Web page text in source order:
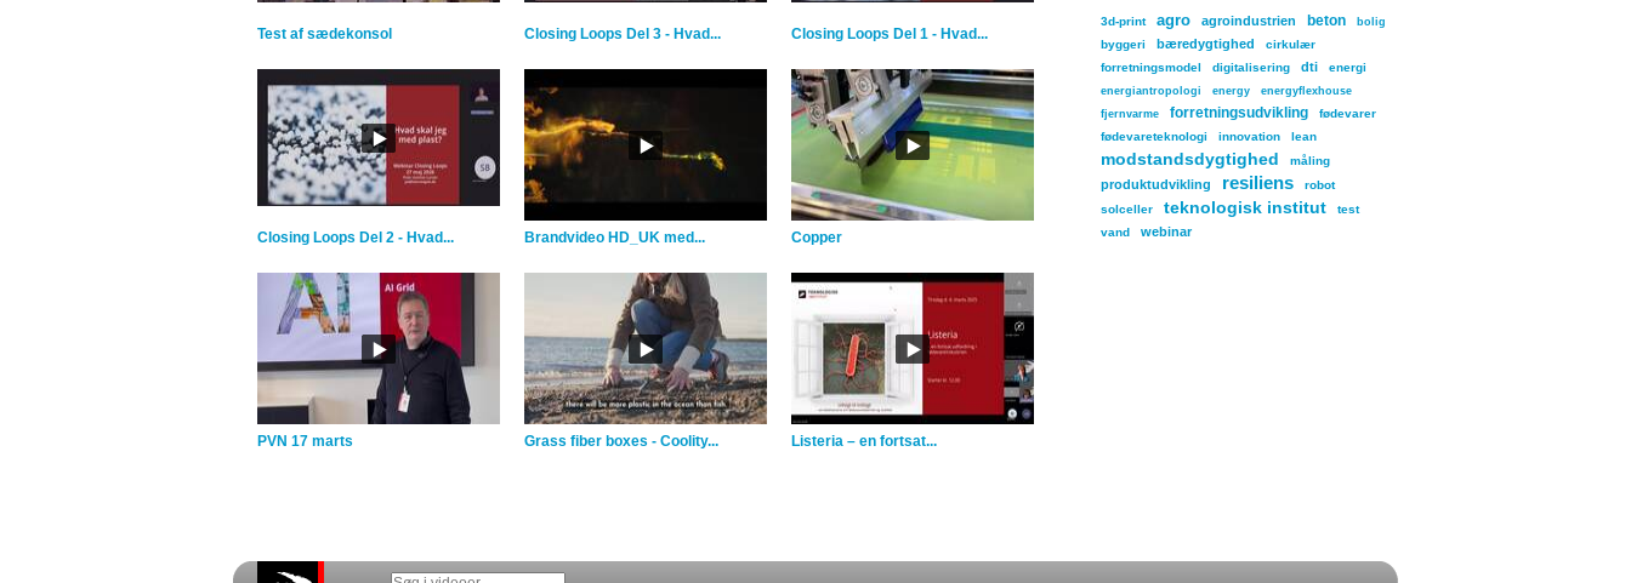
3d-print agro agroindustrien beton bolig
byggeri bæredygtighed
cirkulær
forretningsmodel
digitalisering dti energi
energiantropologi energy
energyflexhouse
fjernvarme
forretningsudvikling
fødevarer
fødevareteknologi
innovation lean
modstandsdygtighed måling
produktudvikling resiliens
robot
solceller
teknologisk institut
test
vand
webinar
Test af sædekonsol Closing Loops Del 3 - Hvad... Closing Loops Del 1 - Hvad...
Closing Loops Del 2 - Hvad... Brandvideo HD_UK med... Copper
PVN 17 marts Grass fiber boxes - Coolity... Listeria – en fortsat...